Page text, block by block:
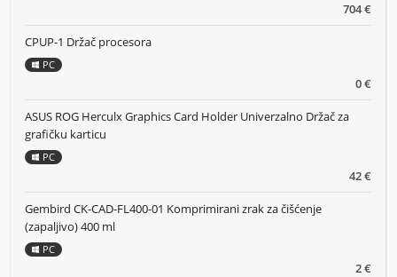
704 €
0 €
CPUP-1 Držač procesora
PC
42 €
ASUS ROG Herculx Graphics Card Holder Univerzalno Držač za
grafičku karticu
PC
2 €
Gembird CK-CAD-FL400-01 Komprimirani zrak za čišćenje
(zapaljivo) 400 ml
PC